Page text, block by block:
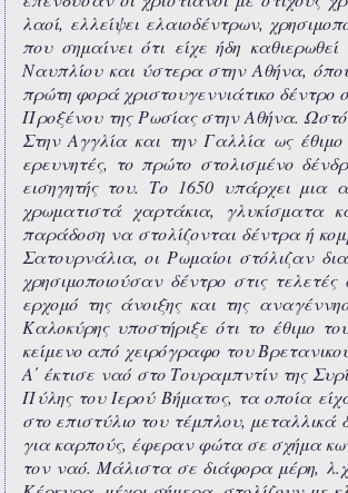
λαοί, ελλείψει ελαιοδέντρων,
που σημαίνει ότι είχε ήδη
Ναυπλίου και ύστερα στην Αθήνα,
πρώτη φορά χριστουγεννιάτικο δέντρο
Προξένου της Ρωσίας στην Αθήνα.
Στην Αγγλία και την Γαλλία ως
ερευνητές, το πρώτο στολισμένο
εισηγητής του. Το 1650 υπάρχει
χρωματιστά χαρτάκια, γλυκίσματα
παράδοση να στολίζονται δέντρα ή
Σατουρνάλια, οι Ρωμαίοι στόλιζαν
χρησιμοποιούσαν δέντρο στις
ερχομό της άνοιξης και της
Καλοκύρης υποστήριξε ότι το έθιμο
κείμενο από χειρόγραφο του
Α΄ έκτισε ναό στο Τουραμπντίν της
Πύλης του Ιερού Βήματος, τα οποία
στο επιστύλιο του τέμπλου,
για καρπούς, έφεραν φώτα σε σχήμα
τον ναό. Μάλιστα σε διάφορα μέρη,